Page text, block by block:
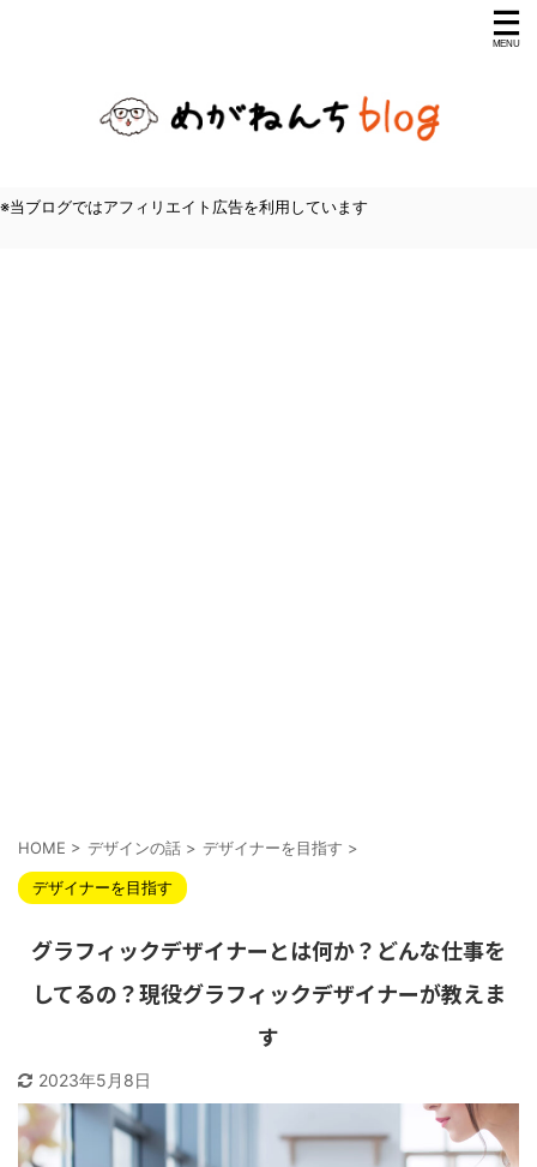
※当ブログではアフィリエイト広告を利用しています
HOME > デザインの話 > デザイナーを目指す >
デザイナーを目指す
グラフィックデザイナーとは何か？どんな仕事を
してるの？現役グラフィックデザイナーが教えま
す
2023年5月8日